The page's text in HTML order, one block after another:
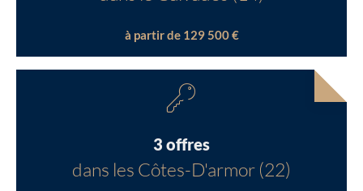
à partir de 129 500 €
3 offres
dans les Côtes-D'armor (22)